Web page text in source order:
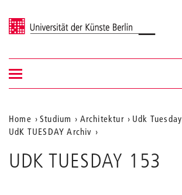
Universität der Künste Berlin
Navigation &
Suche
Navigation
ein-/ausblenden
Aktuelle
Position
auf
Home Studium Architektur
Udk Tuesday
UdK TUESDAY Archiv
UDK TUESDAY 153